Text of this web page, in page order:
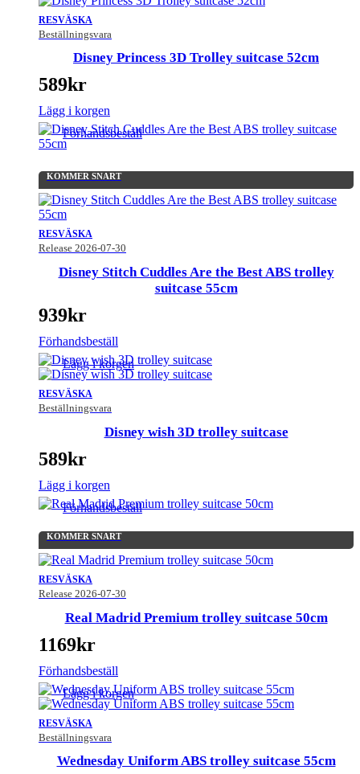
RESVÄSKA
Beställningsvara
Disney Princess 3D Trolley suitcase 52cm
589kr
Lägg i korgen
KOMMER SNART
RESVÄSKA
Release 2026-07-30
Förhandsbeställ
Disney Stitch Cuddles Are the Best ABS trolley
suitcase 55cm
939kr
Förhandsbeställ
RESVÄSKA
Beställningsvara
Lägg i korgen
Disney wish 3D trolley suitcase
589kr
Lägg i korgen
KOMMER SNART
RESVÄSKA
Release 2026-07-30
Förhandsbeställ
Real Madrid Premium trolley suitcase 50cm
1169kr
Förhandsbeställ
RESVÄSKA
Beställningsvara
Lägg i korgen
Wednesday Uniform ABS trolley suitcase 55cm